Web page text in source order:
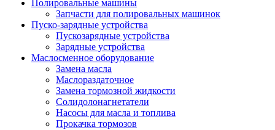
Полировальные машины
Запчасти для полировальных машинок
Пуско-зарядные устройства
Пускозарядные устройства
Зарядные устройства
Маслосменное оборудование
Замена масла
Маслораздаточное
Замена тормозной жидкости
Солидолонагнетатели
Насосы для масла и топлива
Прокачка тормозов